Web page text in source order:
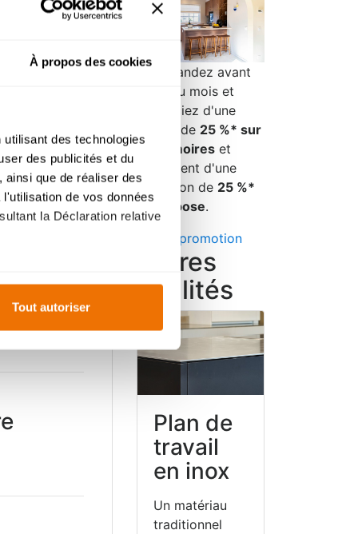
À propos des cookies
des technologies
des publicités et du
que de réaliser des
de vos données
la Déclaration relative
(empreintes
section «
sur les cookies.
En acceptant les
Tout autoriser
Commandez avant
la fin du mois et
bénéficiez d'une
remise de 25 %* sur
les armoires et
également d'une
réduction de 25 %*
sur la pose.
Voir la promotion
Autres
qualités
Plan de
travail
en inox
Un matériau
traditionnel